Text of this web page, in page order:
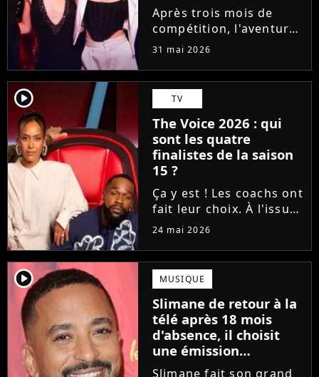
Après trois mois de
compétition, l'aventure
The Voice 2026 a pris
qui de Lady O, Hugo,
Tessa B. et CJM'S s'est
imposé sur la finish line
grâce aux votes du...
31 mai 2026
player2 TV
The Voice 2026 : qui
sont les quatre
finalistes de la saison
15 ?
Ça y est ! Les coachs ont
fait leur choix. À l'issue
d'une demi-finale
exceptionnels et des
moments forts, Amel
Bent, Tayc, Lara Fabian
et Florent Pagny ont
désigné...
24 mai 2026
player2 MUSIQUE
Slimane de retour à la
télé après 18 mois
d'absence, il choisit
une émission
symbolique
Slimane fait son grand